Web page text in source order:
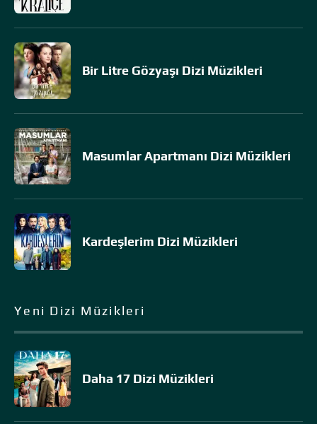
Bir Litre Gözyaşı Dizi Müzikleri
Masumlar Apartmanı Dizi Müzikleri
Kardeşlerim Dizi Müzikleri
Yeni Dizi Müzikleri
Daha 17 Dizi Müzikleri